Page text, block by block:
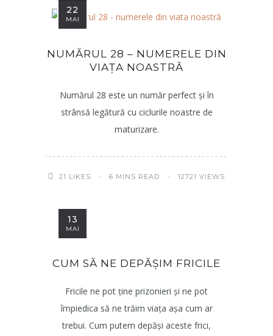
22
MAI
NUMĂRUL 28 – NUMERELE DIN
VIAȚA NOASTRĂ
Numărul 28 este un număr perfect și în
strânsă legătură cu ciclurile noastre de
maturizare.
21 LIKES 6 MINS READ 12721 VIEWS
13
MAI
CUM SĂ NE DEPĂȘIM FRICILE
Fricile ne pot ține prizonieri și ne pot
împiedica să ne trăim viața așa cum ar
trebui. Cum putem depăși aceste frici,